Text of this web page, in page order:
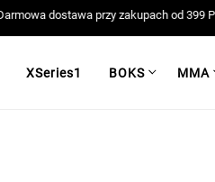
XSeries1 BOKS MMA